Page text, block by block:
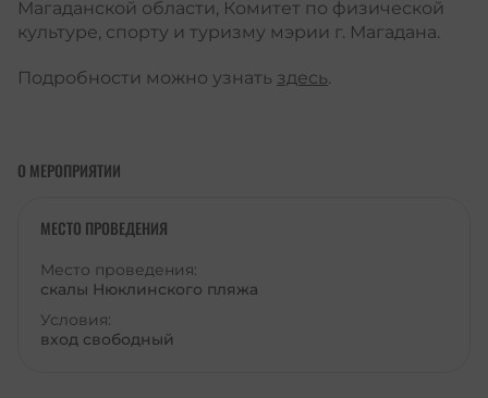
Магаданской области, Комитет по физической
культуре, спорту и туризму мэрии г. Магадана.
Подробности можно узнать здесь.
О МЕРОПРИЯТИИ
МЕСТО ПРОВЕДЕНИЯ
Место проведения:
скалы Нюклинского пляжа
Условия:
вход свободный